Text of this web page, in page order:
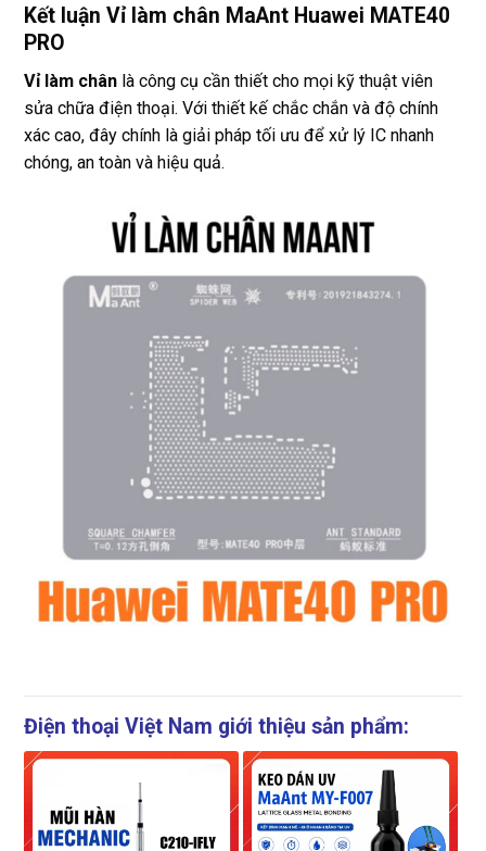
Kết luận Vỉ làm chân MaAnt Huawei MATE40
PRO
Vỉ làm chân là công cụ cần thiết cho mọi kỹ thuật viên
sửa chữa điện thoại. Với thiết kế chắc chắn và độ chính
xác cao, đây chính là giải pháp tối ưu để xử lý IC nhanh
chóng, an toàn và hiệu quả.
Điện thoại Việt Nam giới thiệu sản phẩm: